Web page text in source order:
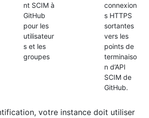
nt SCIM à
GitHub
pour les
utilisateur
s et les
groupes
connexion
s HTTPS
sortantes
vers les
points de
terminaiso
n d’API
SCIM de
GitHub.
votre instance doit utiliser